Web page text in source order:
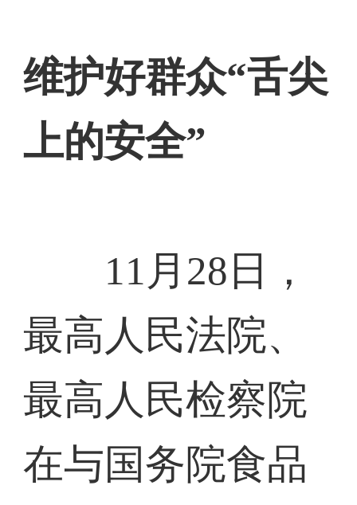
维护好群众“舌尖
上的安全”
11月28日，
最高人民法院、
最高人民检察院
在与国务院食品